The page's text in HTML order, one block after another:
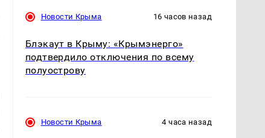
Новости Крыма 16 часов назад
Блэкаут в Крыму: «Крымэнерго»
подтвердило отключения по всему
полуострову
Новости Крыма 4 часа назад